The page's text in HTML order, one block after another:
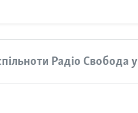
Радіо Свобода у